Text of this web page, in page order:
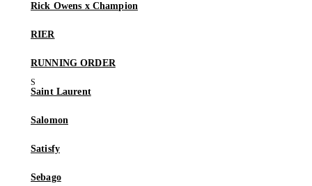
Rick Owens x Champion
RIER
RUNNING ORDER
Saint Laurent
Salomon
Satisfy
Sebago